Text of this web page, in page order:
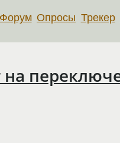
Форум Опросы Трекер